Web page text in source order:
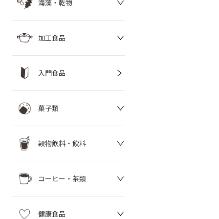
海藻・乾物
加工食品
入門食品
菓子類
穀物飲料・飲料
コーヒー・茶類
健康食品